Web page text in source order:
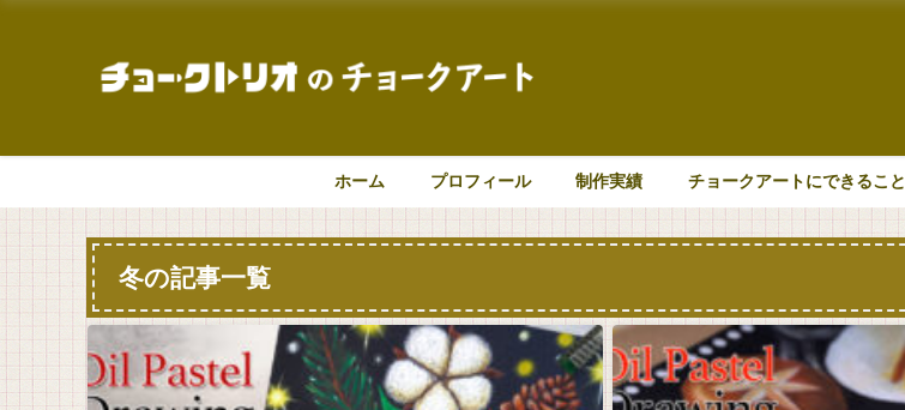
ホーム プロフィール 制作実績 チョークアートにできること
冬の記事一覧